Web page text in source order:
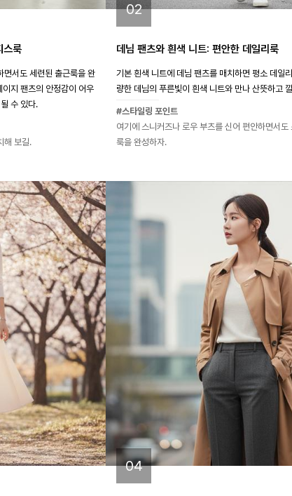
스룩
면서도 세련된 출근룩을 완
지 팬츠의 안정감이 어우
수 있다.
해 보길.
02
데님 팬츠와 흰색 니트: 편안한 데일리룩
기본 흰색 니트에 데님 팬츠를 매치하면 평소 데일
량한 데님의 푸른빛이 흰색 니트와 만나 산뜻하고
#스타일링 포인트
여기에 스니커즈나 로우 부츠를 신어 편안하면서도
룩을 완성하자.
04